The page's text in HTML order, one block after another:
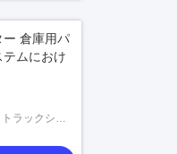
ー 倉庫用パ
テムにおけ